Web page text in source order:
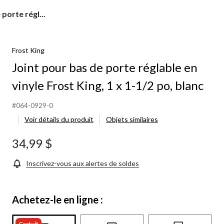
régl...
Frost King
Joint pour bas de porte réglable en
vinyle Frost King, 1 x 1-1/2 po, blanc
#064-0929-0
Voir détails du produit
Objets similaires
34,99 $
Inscrivez-vous aux alertes de soldes
Achetez-le en ligne :